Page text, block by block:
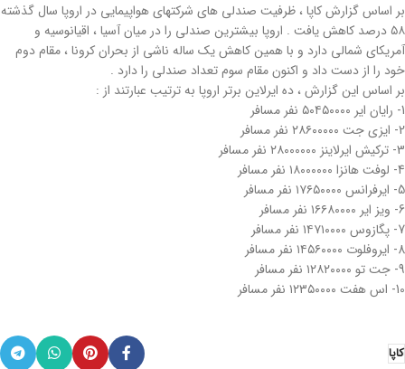
بر اساس گزارش کاپا ، ظرفیت صندلی های شرکتهای هواپیمایی در اروپا سال گذشته
۵۸ درصد کاهش یافت . اروپا بیشترین صندلی را در میان آسیا ، اقیانوسیه و
آمریکای شمالی دارد و با همین کاهش یک ساله ناشی از بحران کرونا ، مقام دوم
خود را از دست داد و اکنون مقام سوم تعداد صندلی را دارد .
بر اساس این گزارش ، ده ایرلاین برتر اروپا به ترتیب عبارتند از :
1- رایان ایر ۵۰۴۵۰۰۰۰ نفر مسافر
2- ایزی جت ۲۸۶۰۰۰۰۰ نفر مسافر
3- ترکیش ایرلاینز ۲۸۰۰۰۰۰۰ نفر مسافر
4- لوفت هانزا ۱۸۰۰۰۰۰۰ نفر مسافر
5- ایرفرانس ۱۷۶۵۰۰۰۰ نفر مسافر
6- ویز ایر ۱۶۶۸۰۰۰۰ نفر مسافر
7- پگازوس ۱۴۷۱۰۰۰۰ نفر مسافر
8- ایروفلوت ۱۴۵۶۰۰۰۰ نفر مسافر
9- جت تو ۱۲۸۲۰۰۰۰ نفر مسافر
10- اس هفت ۱۲۳۵۰۰۰۰ نفر مسافر
کاپا